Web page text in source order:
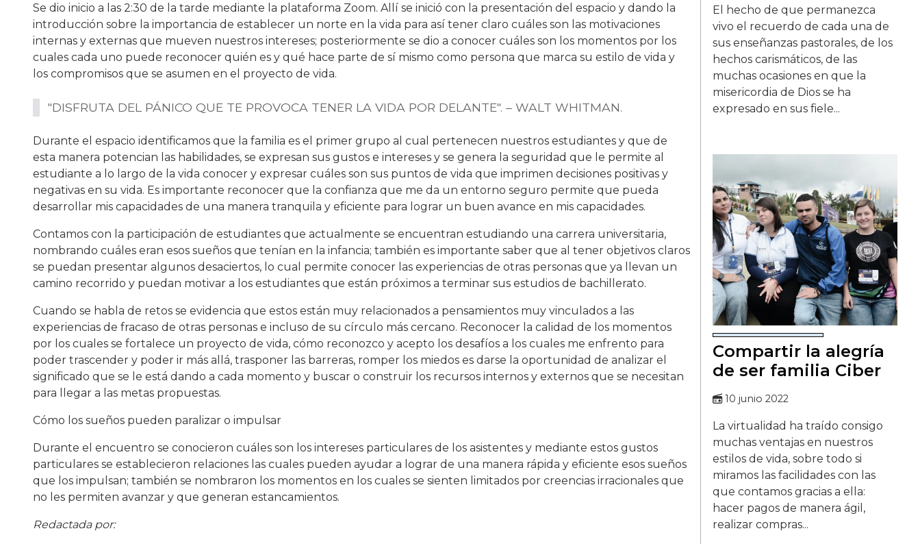
Se dio inicio a las 2:30 de la tarde mediante la plataforma Zoom. Allí se inició con la presentación del espacio y dando la
introducción sobre la importancia de establecer un norte en la vida para así tener claro cuáles son las motivaciones
internas y externas que mueven nuestros intereses; posteriormente se dio a conocer cuáles son los momentos por los
cuales cada uno puede reconocer quién es y qué hace parte de sí mismo como persona que marca su estilo de vida y
los compromisos que se asumen en el proyecto de vida.
"DISFRUTA DEL PÁNICO QUE TE PROVOCA TENER LA VIDA POR DELANTE". – WALT WHITMAN.
Durante el espacio identificamos que la familia es el primer grupo al cual pertenecen nuestros estudiantes y que de
esta manera potencian las habilidades, se expresan sus gustos e intereses y se genera la seguridad que le permite al
estudiante a lo largo de la vida conocer y expresar cuáles son sus puntos de vida que imprimen decisiones positivas y
negativas en su vida. Es importante reconocer que la confianza que me da un entorno seguro permite que pueda
desarrollar mis capacidades de una manera tranquila y eficiente para lograr un buen avance en mis capacidades.
Contamos con la participación de estudiantes que actualmente se encuentran estudiando una carrera universitaria,
nombrando cuáles eran esos sueños que tenían en la infancia; también es importante saber que al tener objetivos claros
se puedan presentar algunos desaciertos, lo cual permite conocer las experiencias de otras personas que ya llevan un
camino recorrido y puedan motivar a los estudiantes que están próximos a terminar sus estudios de bachillerato.
Cuando se habla de retos se evidencia que estos están muy relacionados a pensamientos muy vinculados a las
experiencias de fracaso de otras personas e incluso de su círculo más cercano. Reconocer la calidad de los momentos
por los cuales se fortalece un proyecto de vida, cómo reconozco y acepto los desafíos a los cuales me enfrento para
poder trascender y poder ir más allá, trasponer las barreras, romper los miedos es darse la oportunidad de analizar el
significado que se le está dando a cada momento y buscar o construir los recursos internos y externos que se necesitan
para llegar a las metas propuestas.
Cómo los sueños pueden paralizar o impulsar
Durante el encuentro se conocieron cuáles son los intereses particulares de los asistentes y mediante estos gustos
particulares se establecieron relaciones las cuales pueden ayudar a lograr de una manera rápida y eficiente esos sueños
que los impulsan; también se nombraron los momentos en los cuales se sienten limitados por creencias irracionales que
no les permiten avanzar y que generan estancamientos.
Redactada por:
El hecho de que permanezca
vivo el recuerdo de cada una de
sus enseñanzas pastorales, de los
hechos carismáticos, de las
muchas ocasiones en que la
misericordia de Dios se ha
expresado en sus fiele...
Compartir la alegría
de ser familia Ciber
10 junio 2022
La virtualidad ha traído consigo
muchas ventajas en nuestros
estilos de vida, sobre todo si
miramos las facilidades con las
que contamos gracias a ella:
hacer pagos de manera ágil,
realizar compras...